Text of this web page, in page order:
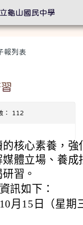
報列表
： 112
核心素養，
體立場、養
習。
訊如下：
月15日（星期
龜山國民中學